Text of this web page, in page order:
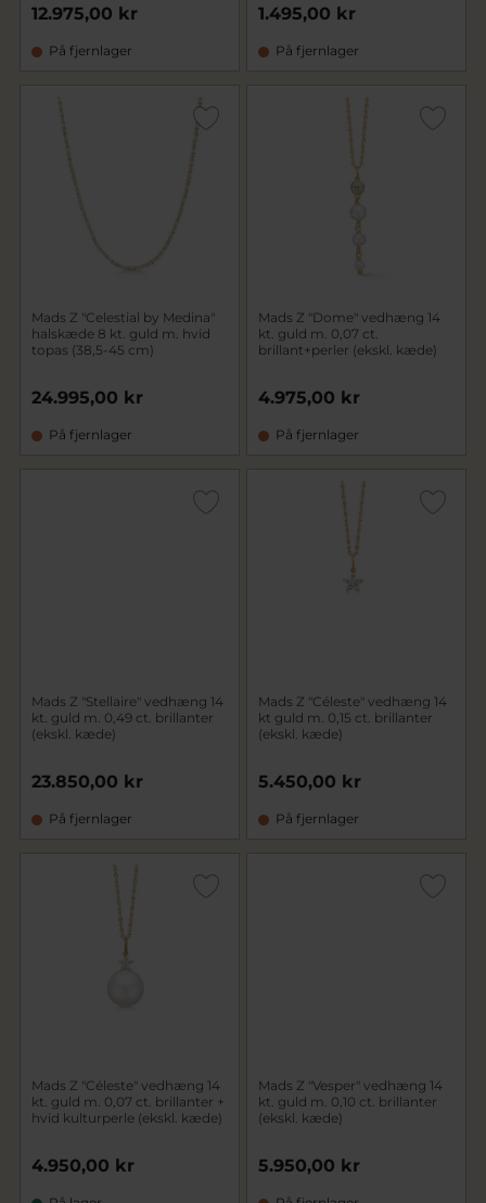
12.975,00 kr
På fjernlager
1.495,00 kr
På fjernlager
Mads Z "Celestial by Medina"
halskæde 8 kt. guld m. hvid
topas (38,5-45 cm)
24.995,00 kr
På fjernlager
Mads Z "Dome" vedhæng 14
kt. guld m. 0,07 ct.
brillant+perler (ekskl. kæde)
4.975,00 kr
På fjernlager
Mads Z "Stellaire" vedhæng 14
kt. guld m. 0,49 ct. brillanter
(ekskl. kæde)
23.850,00 kr
På fjernlager
Mads Z "Céleste" vedhæng 14
kt guld m. 0,15 ct. brillanter
(ekskl. kæde)
5.450,00 kr
På fjernlager
Mads Z "Céleste" vedhæng 14
kt. guld m. 0,07 ct. brillanter +
hvid kulturperle (ekskl. kæde)
4.950,00 kr
Mads Z "Vesper" vedhæng 14
kt. guld m. 0,10 ct. brillanter
(ekskl. kæde)
5.950,00 kr